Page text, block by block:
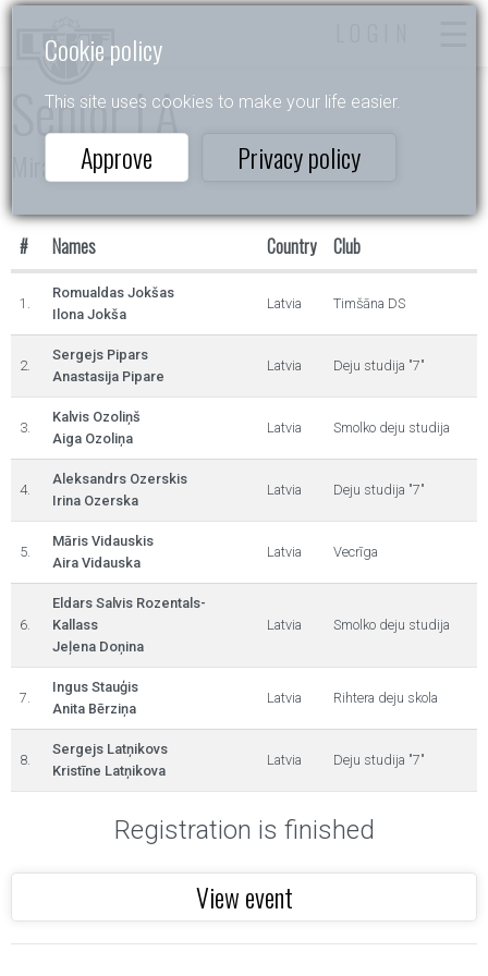
Cookie policy
This site uses cookies to make your life easier.
Approve Privacy policy
Senior LA
Mirada Kauss 2026
# Names Country Club
1.
Romualdas Jokšas
Ilona Jokša
Latvia Timšāna DS
2.
Sergejs Pipars
Anastasija Pipare
Latvia Deju studija "7"
3.
Kalvis Ozoliņš
Aiga Ozoliņa
Latvia Smolko deju studija
4.
Aleksandrs Ozerskis
Irina Ozerska
Latvia Deju studija "7"
5.
Māris Vidauskis
Aira Vidauska
Latvia Vecrīga
6.
Eldars Salvis Rozentals-
Kallass
Jeļena Doņina
Latvia Smolko deju studija
7.
Ingus Stauģis
Anita Bērziņa
Latvia Rihtera deju skola
8.
Sergejs Latņikovs
Kristīne Latņikova
Latvia Deju studija "7"
Registration is finished
View event